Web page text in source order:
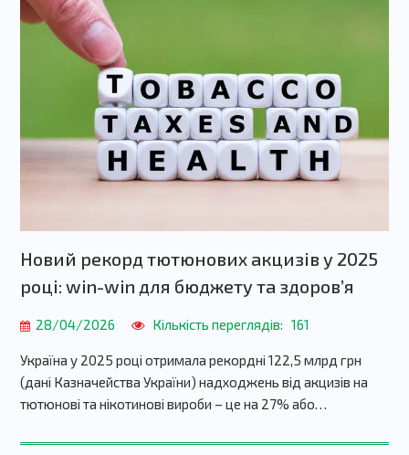
Новий рекорд тютюнових акцизів у 2025
році: win-win для бюджету та здоровʼя
28/04/2026 Кількість переглядів: 161
Україна у 2025 році отримала рекордні 122,5 млрд грн
(дані Казначейства України) надходжень від акцизів на
тютюнові та нікотинові вироби – це на 27% або…